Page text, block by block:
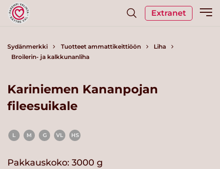
Extranet
Sydänmerkki Tuotteet ammattikeittiöön
Liha
Broilerin- ja kalkkunanliha
Kariniemen Kananpojan
fileesuikale
L M G VL HS
Pakkauskoko: 3000 g